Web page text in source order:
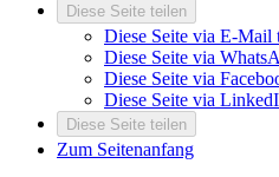
Diese Seite teilen
Diese Seite via E-Mail
Diese Seite via
Diese Seite via
Diese Seite via
Diese Seite teilen
Zum Seitenanfang